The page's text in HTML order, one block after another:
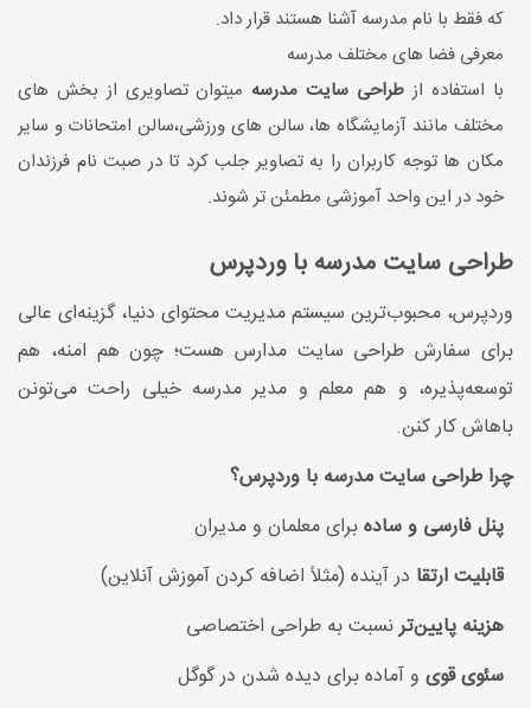
که فقط با نام مدرسه آشنا هستند قرار داد.
معرفی فضا های مختلف مدرسه
با استفاده از طراحی سایت مدرسه میتوان تصاویری از بخش های
مختلف مانند آزمایشگاه ها، سالن های ورزشی،سالن امتحانات و سایر
مکان ها توجه کاربران را به تصاویر جلب کرد تا در صبت نام فرزندان
خود در این واحد آموزشی مطمئن تر شوند.
طراحی سایت مدرسه با وردپرس
وردپرس، محبوب‌ترین سیستم مدیریت محتوای دنیا، گزینه‌ای عالی
برای سفارش طراحی سایت مدارس هست؛ چون هم امنه، هم
توسعه‌پذیره، و هم معلم و مدیر مدرسه خیلی راحت می‌تونن
باهاش کار کنن.
چرا طراحی سایت مدرسه با وردپرس؟
پنل فارسی و سادهبرای معلمان و مدیران
قابلیت ارتقا در آینده (مثلاً اضافه کردن آموزش آنلاین)
هزینه پایین‌ترنسبت به طراحی اختصاصی
سئوی قوی و آماده برای دیده شدن در گوگل